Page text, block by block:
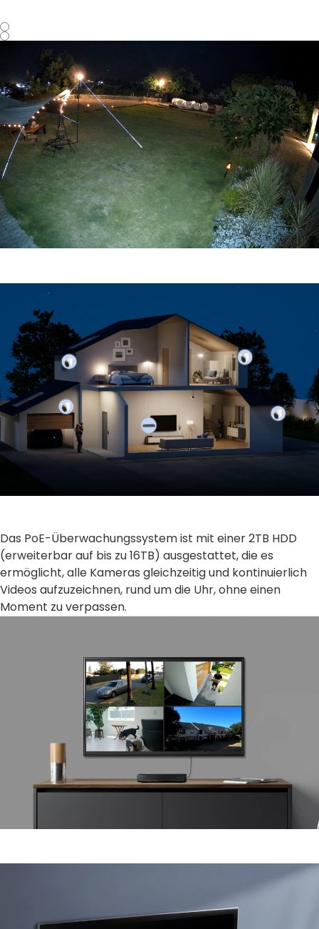
Das PoE-Überwachungssystem ist mit einer 2TB HDD
(erweiterbar auf bis zu 16TB) ausgestattet, die es
ermöglicht, alle Kameras gleichzeitig und kontinuierlich
Videos aufzuzeichnen, rund um die Uhr, ohne einen
Moment zu verpassen.